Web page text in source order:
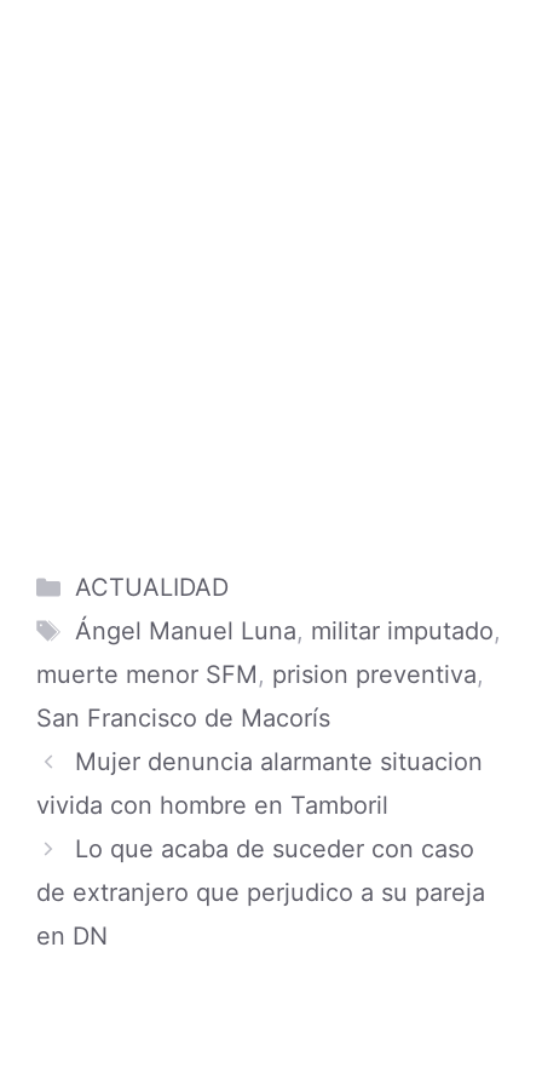
Categories
ACTUALIDAD
Tags
Ángel Manuel Luna, militar imputado,
muerte menor SFM, prision preventiva,
San Francisco de Macorís
Mujer denuncia alarmante situacion
vivida con hombre en Tamboril
Lo que acaba de suceder con caso
de extranjero que perjudico a su pareja
en DN